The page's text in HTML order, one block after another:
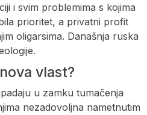
i svim problemima s kojima
prioritet, a privatni profit
oligarsima. Današnja ruska
vlast?
u zamku tumačenja
nezadovoljna nametnutim